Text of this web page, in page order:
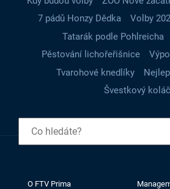
7 pádů Honzy Dědka
Volby
Tatarák podle Pohlreicha
Pěstování lichořeřišnice
Tvarohové knedlíky
Švestkový koláč
O FTV Prima